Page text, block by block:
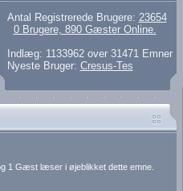
Antal Registrerede Brugere: 23654
0 Brugere, 890 Gæster Online.
Indlæg: 1133962 over 31471 Emner
Nyeste Bruger: Cresus-Tes
1 Gæst læser i øjeblikket dette emne.